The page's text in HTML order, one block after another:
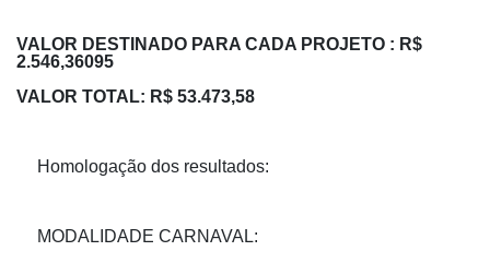
VALOR DESTINADO PARA CADA PROJETO : R$
2.546,36095
VALOR TOTAL: R$ 53.473,58
Homologação dos resultados:
MODALIDADE CARNAVAL: